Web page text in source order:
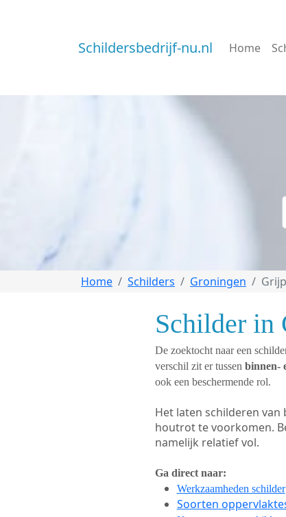
Schildersbedrijf-nu.nl Home
Home Schilders Groningen
Schilder in
De zoektocht naar een
verschil zit er tussen binnen-
ook een beschermende rol.
Het laten schilderen
houtrot te voorkomen.
namelijk relatief vol.
Ga direct naar:
Werkzaamheden schilder
Soorten